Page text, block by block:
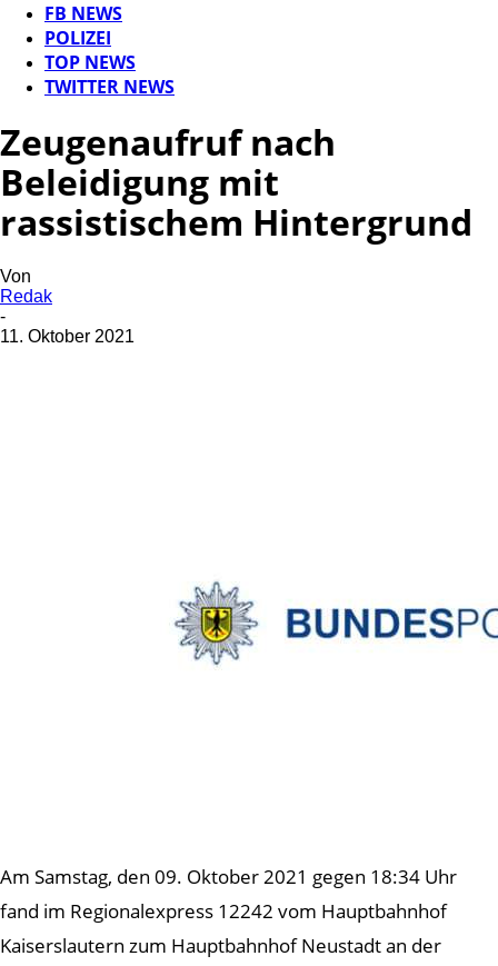
FB NEWS
POLIZEI
TOP NEWS
TWITTER NEWS
Zeugenaufruf nach
Beleidigung mit
rassistischem Hintergrund
Von
Redak
-
11. Oktober 2021
Am Samstag, den 09. Oktober 2021 gegen 18:34 Uhr
fand im Regionalexpress 12242 vom Hauptbahnhof
Kaiserslautern zum Hauptbahnhof Neustadt an der